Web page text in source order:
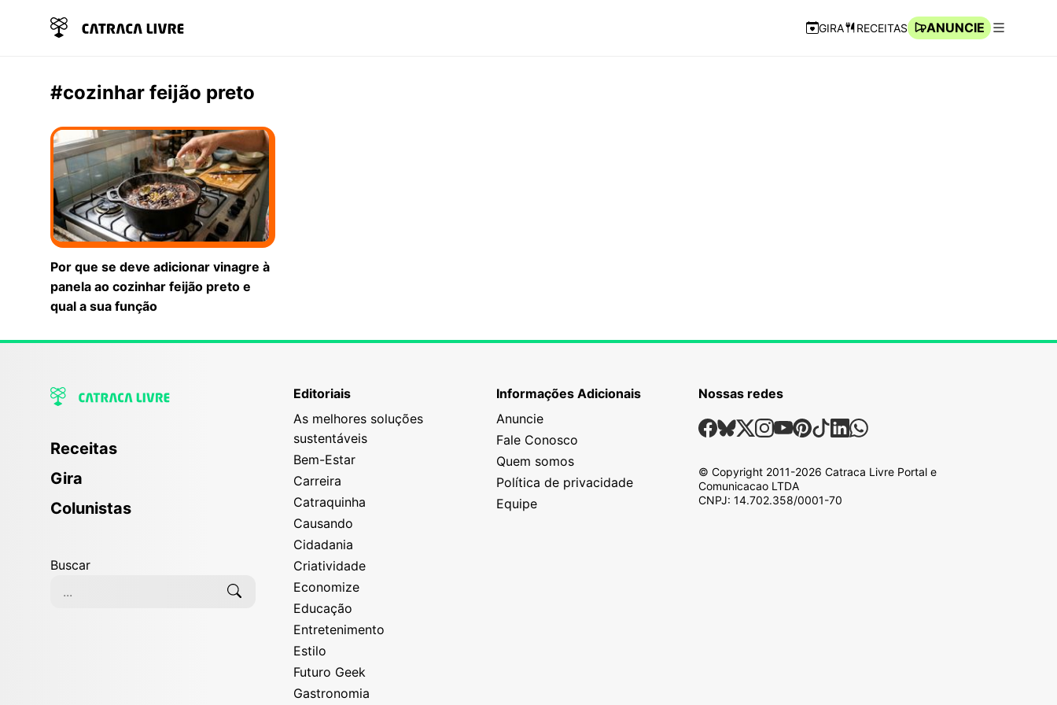
Navegação Rápida
GIRA RECEITAS
ANUNCIE
#cozinhar feijão preto
Por que se deve adicionar vinagre à
panela ao cozinhar feijão preto e
qual a sua função
Receitas
Gira
Colunistas
Buscar
Editoriais
As melhores soluções
sustentáveis
Bem-Estar
Carreira
Catraquinha
Causando
Cidadania
Criatividade
Economize
Educação
Entretenimento
Estilo
Futuro Geek
Gastronomia
Informações Adicionais
Anuncie
Fale Conosco
Quem somos
Política de privacidade
Equipe
Nossas redes
Nossas Redes Sociais
Facebook
Bsky
X Instagram
Youtube
Pinterest
TiktokLinkedin
Whatsapp
© Copyright 2011-2026 Catraca Livre Portal e
Comunicacao LTDA
CNPJ: 14.702.358/0001-70